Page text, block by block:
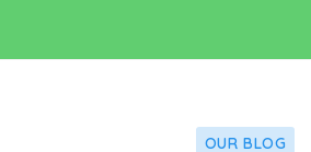
OUR BLOG